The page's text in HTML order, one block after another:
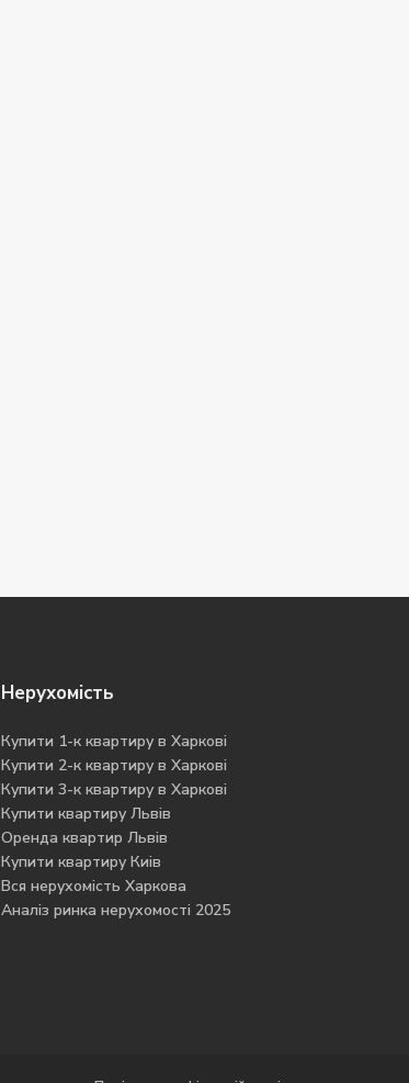
Нерухомість
Купити 1-к квартиру в Харкові
Купити 2-к квартиру в Харкові
Купити 3-к квартиру в Харкові
Купити квартиру Львів
Оренда квартир Львів
Купити квартиру Киів
Вся нерухомість Харкова
Аналіз ринка нерухомості 2025